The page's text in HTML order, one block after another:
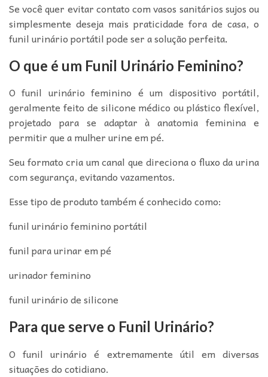
Se você quer evitar contato com vasos sanitários sujos ou
simplesmente deseja mais praticidade fora de casa, o
funil urinário portátil pode ser a solução perfeita.
O que é um Funil Urinário Feminino?
O funil urinário feminino é um dispositivo portátil,
geralmente feito de silicone médico ou plástico flexível,
projetado para se adaptar à anatomia feminina e
permitir que a mulher urine em pé.
Seu formato cria um canal que direciona o fluxo da urina
com segurança, evitando vazamentos.
Esse tipo de produto também é conhecido como:
funil urinário feminino portátil
funil para urinar em pé
urinador feminino
funil urinário de silicone
Para que serve o Funil Urinário?
O funil urinário é extremamente útil em diversas
situações do cotidiano.